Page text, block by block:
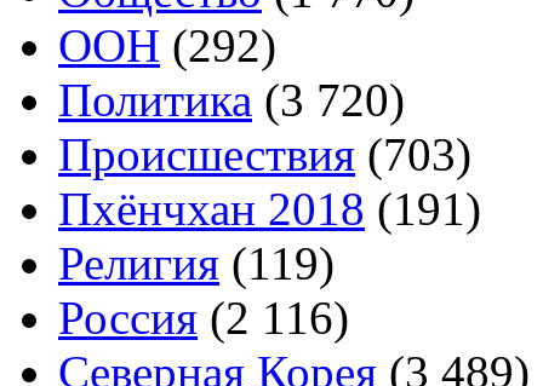
ООН (292)
Политика (3 720)
Происшествия (703)
Пхёнчхан 2018 (191)
Религия (119)
Россия (2 116)
Северная Корея (3 489)